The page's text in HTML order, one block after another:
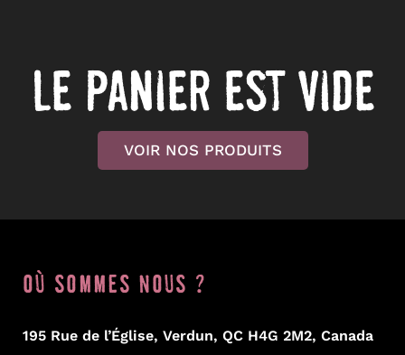
Nous joindre
Le panier est vide
VOIR NOS PRODUITS
OÙ SOMMES NOUS ?
195 Rue de l’Église, Verdun, QC H4G 2M2, Canada